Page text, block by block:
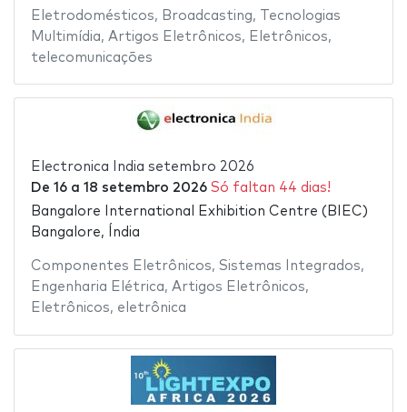
Eletrodomésticos, Broadcasting,
Tecnologias
Multimídia, Artigos Eletrônicos, Eletrônicos,
telecomunicações
Electronica India setembro 2026
De 16a 18 setembro 2026 Só faltan 44 dias!
Bangalore International Exhibition Centre (BIEC)
Bangalore, Índia
Componentes Eletrônicos, Sistemas Integrados,
Engenharia Elétrica, Artigos Eletrônicos,
Eletrônicos, eletrônica